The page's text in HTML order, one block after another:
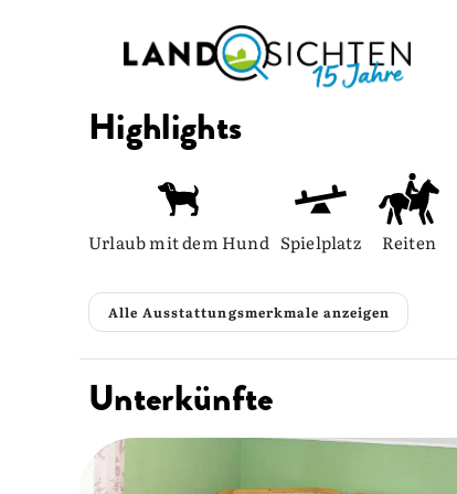
Highlights
Urlaub mit dem Hund Spielplatz Reiten
Alle Ausstattungsmerkmale anzeigen
Unterkünfte